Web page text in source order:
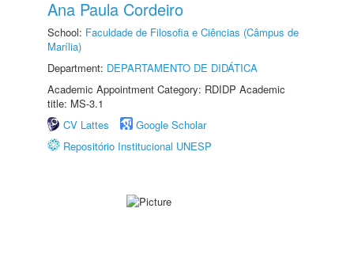
Ana Paula Cordeiro
School: Faculdade de Filosofia e Ciências (Câmpus de
Marília)
Department: DEPARTAMENTO DE DIDÁTICA
Academic Appointment Category: RDIDP Academic
title: MS-3.1
CV Lattes
Google Scholar
Repositório Institucional UNESP